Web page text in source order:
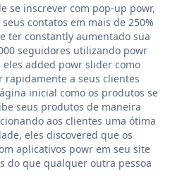
se inscrever com pop-up powr,
contatos em mais de 250%
ter constantly aumentado sua
seguidores utilizando powr
added powr slider como
a seus clientes
inicial como os produtos se
seus produtos de maneira
aos clientes uma ótima
eles discovered que os
aplicativos powr em seu site
do que qualquer outra pessoa